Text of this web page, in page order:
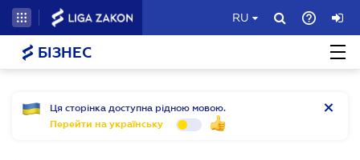
RU
БІЗНЕС
Ця сторінка доступна рідною мовою.
Перейти на українську